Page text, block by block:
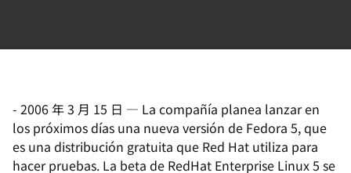
- 2006 年 3 月 15 日 — La compañía planea lanzar en
los próximos días una nueva versión de Fedora 5, que
es una distribución gratuita que Red Hat utiliza para
hacer pruebas. La beta de RedHat Enterprise Linux 5 se